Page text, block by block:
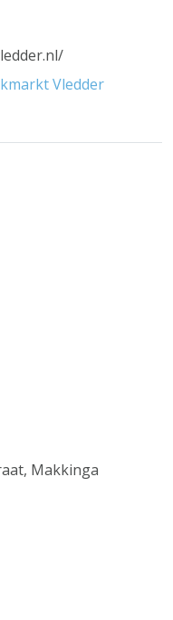
Vledder
Makkinga